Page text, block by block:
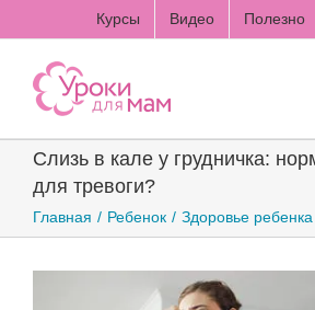
to
content
Курсы Видео Полезно
Слизь в кале у грудничка:
для тревоги?
Главная Ребенок Здоровье ребенка